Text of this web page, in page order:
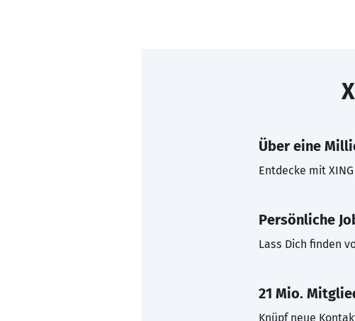
Über eine
Entdecke mit
Persönliche
Lass Dich finden
21 Mio.
Knüpf neue